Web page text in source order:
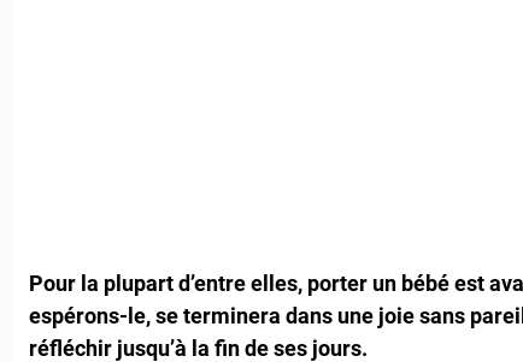
Pour la plupart d’entre elles, porter un bébé est
espérons-le, se terminera dans une joie sans
réfléchir jusqu’à la fin de ses jours.